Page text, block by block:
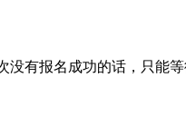
没有报名成功的话，只能